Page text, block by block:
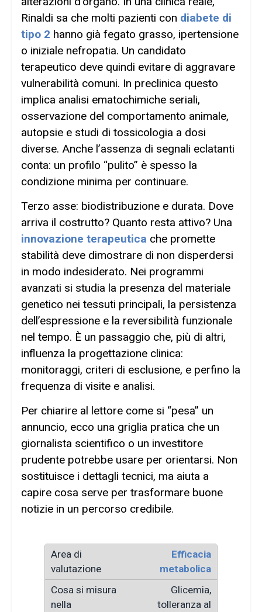
Rinaldi sa che molti pazienti con diabete di
tipo 2 hanno già fegato grasso, ipertensione
o iniziale nefropatia. Un candidato
terapeutico deve quindi evitare di aggravare
vulnerabilità comuni. In preclinica questo
implica analisi ematochimiche seriali,
osservazione del comportamento animale,
autopsie e studi di tossicologia a dosi
diverse. Anche l’assenza di segnali eclatanti
conta: un profilo “pulito” è spesso la
condizione minima per continuare.
Terzo asse: biodistribuzione e durata. Dove
arriva il costrutto? Quanto resta attivo? Una
innovazione terapeutica che promette
stabilità deve dimostrare di non disperdersi
in modo indesiderato. Nei programmi
avanzati si studia la presenza del materiale
genetico nei tessuti principali, la persistenza
dell’espressione e la reversibilità funzionale
nel tempo. È un passaggio che, più di altri,
influenza la progettazione clinica:
monitoraggi, criteri di esclusione, e perfino la
frequenza di visite e analisi.
Per chiarire al lettore come si “pesa” un
annuncio, ecco una griglia pratica che un
giornalista scientifico o un investitore
prudente potrebbe usare per orientarsi. Non
sostituisce i dettagli tecnici, ma aiuta a
capire cosa serve per trasformare buone
notizie in un percorso credibile.
Efficacia
metabolica
Glicemia,
tolleranza al